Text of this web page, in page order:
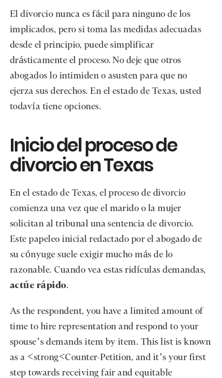
El divorcio nunca es fácil para ninguno de los
implicados, pero si toma las medidas adecuadas
desde el principio, puede simplificar
drásticamente el proceso. No deje que otros
abogados lo intimiden o asusten para que no
ejerza sus derechos. En el estado de Texas, usted
todavía tiene opciones.
Inicio del proceso de
divorcio en Texas
En el estado de Texas, el proceso de divorcio
comienza una vez que el marido o la mujer
solicitan al tribunal una sentencia de divorcio.
Este papeleo inicial redactado por el abogado de
su cónyuge suele exigir mucho más de lo
razonable. Cuando vea estas ridículas demandas,
actúe rápido.
As the respondent, you have a limited amount of
time to hire representation and respond to your
spouse’s demands item by item. This list is known
as a <strong<Counter-Petition, and it’s your first
step towards receiving fair and equitable